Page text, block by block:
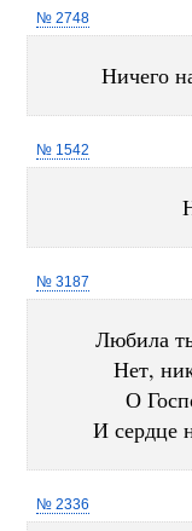
№ 2748
Ничего
№ 1542
№ 3187
Любила
Нет,
О
И сердце
№ 2336